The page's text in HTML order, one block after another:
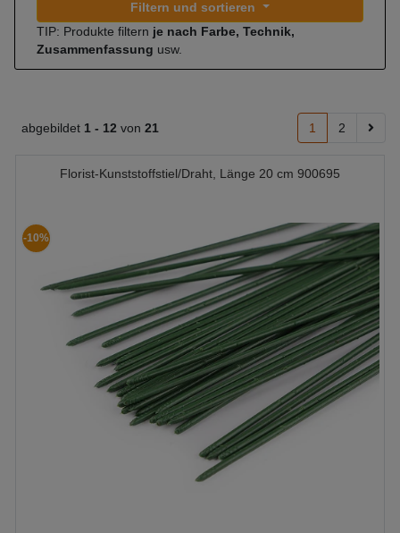
Filtern und sortieren
TIP: Produkte filtern je nach Farbe, Technik,
Zusammenfassung usw.
abgebildet 1 - 12 von 21 1 2
Florist-Kunststoffstiel/Draht, Länge 20 cm 900695
-10%